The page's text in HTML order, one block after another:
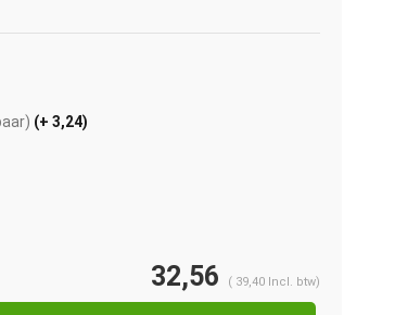
(+ 3,24)
32,56 ( 39,40 Incl. btw)